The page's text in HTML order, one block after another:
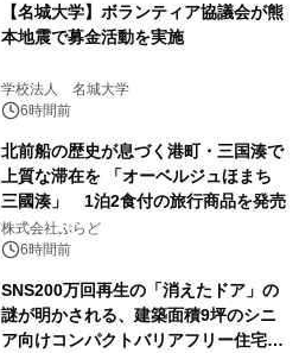
【名城大学】ボランティア協議会が熊
本地震で募金活動を実施
学校法人 名城大学
6時間前
北前船の歴史が息づく港町・三国湊で
上質な滞在を 「オーベルジュほまち
三國湊」 1泊2食付の旅行商品を発売
株式会社ぷらど
6時間前
SNS200万回再生の「消えたドア」の
謎が明かされる、建築面積9坪のシニ
ア向けコンパクトバリアフリー住宅が